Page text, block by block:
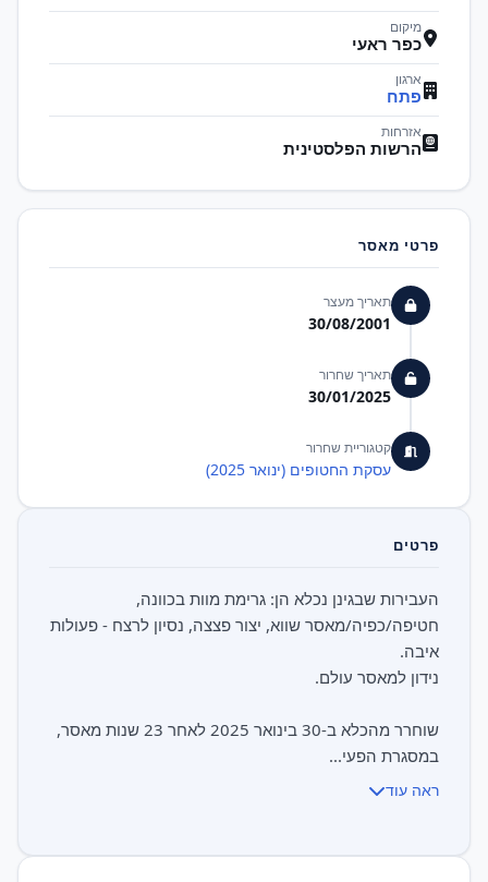
מיקום
כפר ראעי
ארגון
פתח
אזרחות
הרשות הפלסטינית
פרטי מאסר
תאריך מעצר
30/08/2001
תאריך שחרור
30/01/2025
קטגוריית שחרור
עסקת החטופים (ינואר 2025)
פרטים
העבירות שבגינן נכלא הן: גרימת מוות בכוונה,
חטיפה/כפיה/מאסר שווא, יצור פצצה, נסיון לרצח - פעולות
שוחרר מהכלא ב-30 בינואר 2025 לאחר 23 שנות מאסר,
במסגרת הפעי...
ראה עוד